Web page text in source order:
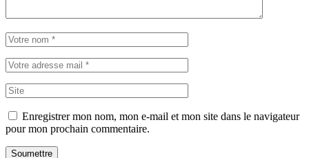
Enregistrer mon nom, mon e-mail et mon site dans le navigateur
pour mon prochain commentaire.
Soumettre